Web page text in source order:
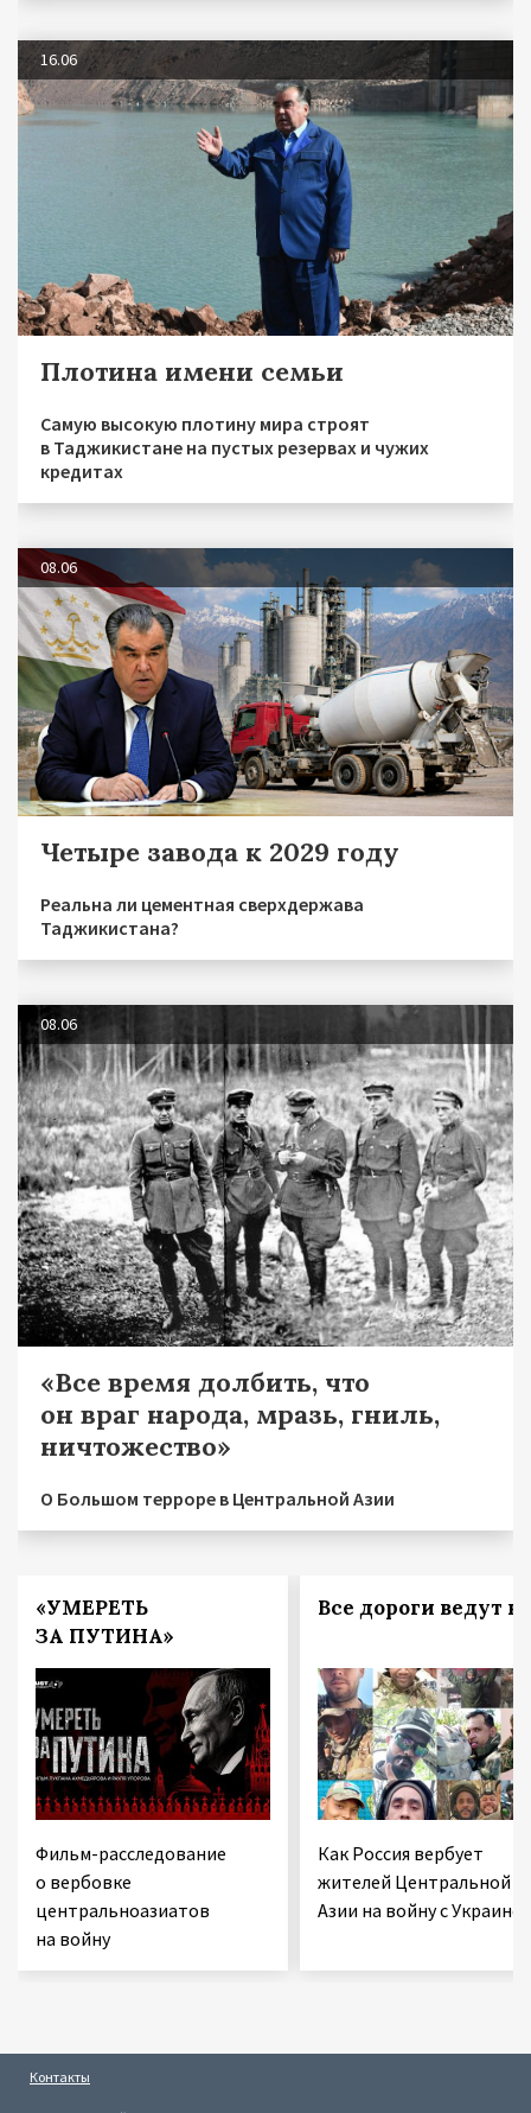
16.06
Плотина имени семьи
Самую высокую плотину мира строят
в Таджикистане на пустых резервах и чужих
кредитах
08.06
Четыре завода к 2029 году
Реальна ли цементная сверхдержава
Таджикистана?
08.06
«Все время долбить, что
он враг народа, мразь, гниль,
ничтожество»
О Большом терроре в Центральной Азии
«УМЕРЕТЬ
ЗА ПУТИНА»
Фильм-расследование
о вербовке
центральноазиатов
на войну
Все дороги ведут в
Как Россия вербует
жителей Центральной
Азии на войну с
Контакты